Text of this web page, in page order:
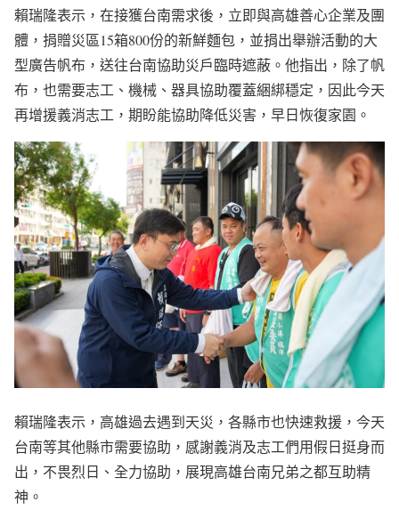
賴瑞隆表示，在接獲台南需求後，立即與高雄善心企業及團
體，捐贈災區15箱800份的新鮮麵包，並捐出舉辦活動的大
型廣告帆布，送往台南協助災戶臨時遮蔽。他指出，除了帆
布，也需要志工、機械、器具協助覆蓋綑綁穩定，因此今天
再增援義消志工，期盼能協助降低災害，早日恢復家園。
賴瑞隆表示，高雄過去遇到天災，各縣市也快速救援，今天
台南等其他縣市需要協助，感謝義消及志工們用假日挺身而
出，不畏烈日、全力協助，展現高雄台南兄弟之都互助精
神。